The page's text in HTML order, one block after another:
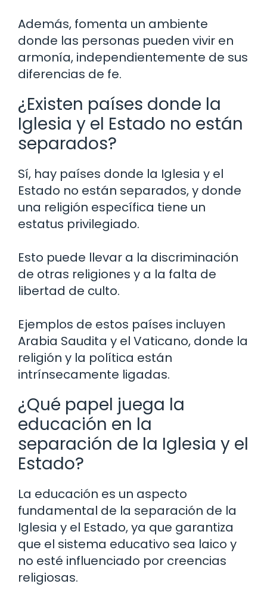
Además, fomenta un ambiente
donde las personas pueden vivir en
armonía, independientemente de sus
diferencias de fe.
¿Existen países donde la
Iglesia y el Estado no están
separados?
Sí, hay países donde la Iglesia y el
Estado no están separados, y donde
una religión específica tiene un
estatus privilegiado.
Esto puede llevar a la discriminación
de otras religiones y a la falta de
libertad de culto.
Ejemplos de estos países incluyen
Arabia Saudita y el Vaticano, donde la
religión y la política están
intrínsecamente ligadas.
¿Qué papel juega la
educación en la
separación de la Iglesia y el
Estado?
La educación es un aspecto
fundamental de la separación de la
Iglesia y el Estado, ya que garantiza
que el sistema educativo sea laico y
no esté influenciado por creencias
religiosas.